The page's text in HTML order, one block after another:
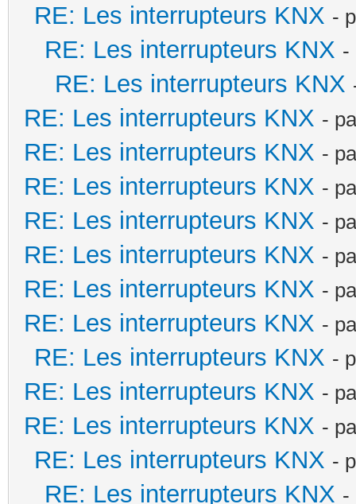
RE: Les interrupteurs KNX -
RE: Les interrupteurs KNX -
RE: Les interrupteurs KNX
RE: Les interrupteurs KNX -
RE: Les interrupteurs KNX -
RE: Les interrupteurs KNX -
RE: Les interrupteurs KNX -
RE: Les interrupteurs KNX -
RE: Les interrupteurs KNX -
RE: Les interrupteurs KNX -
RE: Les interrupteurs KNX -
RE: Les interrupteurs KNX -
RE: Les interrupteurs KNX -
RE: Les interrupteurs KNX -
RE: Les interrupteurs KNX -